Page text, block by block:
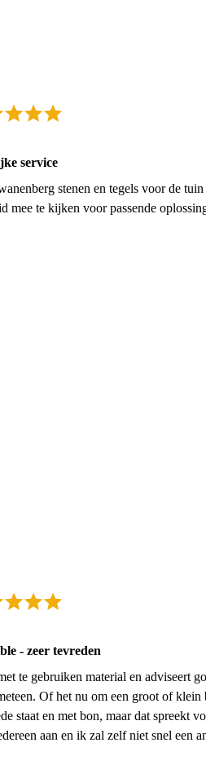
service
stenen en tegels voor de
mee te kijken voor passende
- zeer tevreden
te gebruiken material en adviseert
Of het nu om een groot of
staat en met bon, maar dat spreekt
aan en ik zal zelf niet snel een